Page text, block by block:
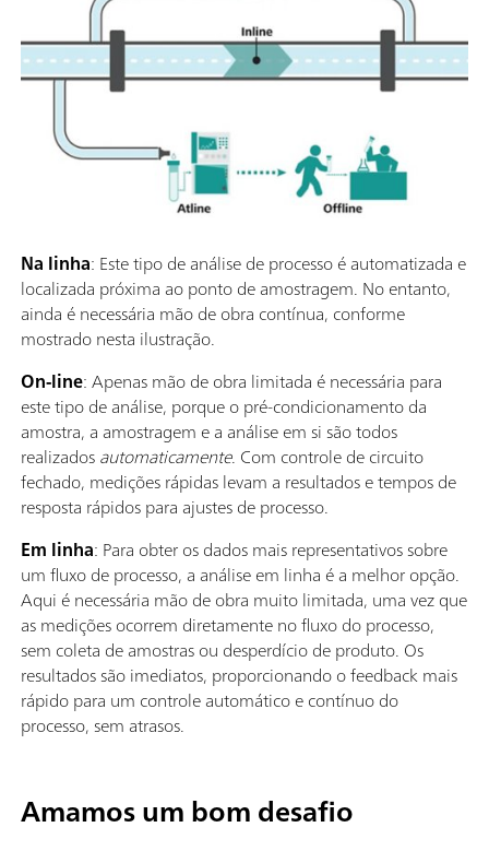
Na linha: Este tipo de análise de processo é automatizada e
localizada próxima ao ponto de amostragem. No entanto,
ainda é necessária mão de obra contínua, conforme
mostrado nesta ilustração.
On-line: Apenas mão de obra limitada é necessária para
este tipo de análise, porque o pré-condicionamento da
amostra, a amostragem e a análise em si são todos
realizadosautomaticamente. Com controle de circuito
fechado, medições rápidas levam a resultados e tempos de
resposta rápidos para ajustes de processo.
Em linha: Para obter os dados mais representativos sobre
um fluxo de processo, a análise em linha é a melhor opção.
Aqui é necessária mão de obra muito limitada, uma vez que
as medições ocorrem diretamente no fluxo do processo,
sem coleta de amostras ou desperdício de produto. Os
resultados são imediatos, proporcionando o feedback mais
rápido para um controle automático e contínuo do
processo, sem atrasos.
Amamos um bom desafio